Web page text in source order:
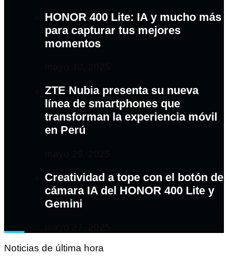
HONOR 400 Lite: IA y mucho más
para capturar tus mejores
momentos
ZTE Nubia presenta su nueva
línea de smartphones que
transforman la experiencia móvil
en Perú
Creatividad a tope con el botón de
cámara IA del HONOR 400 Lite y
Gemini
Noticias de última hora